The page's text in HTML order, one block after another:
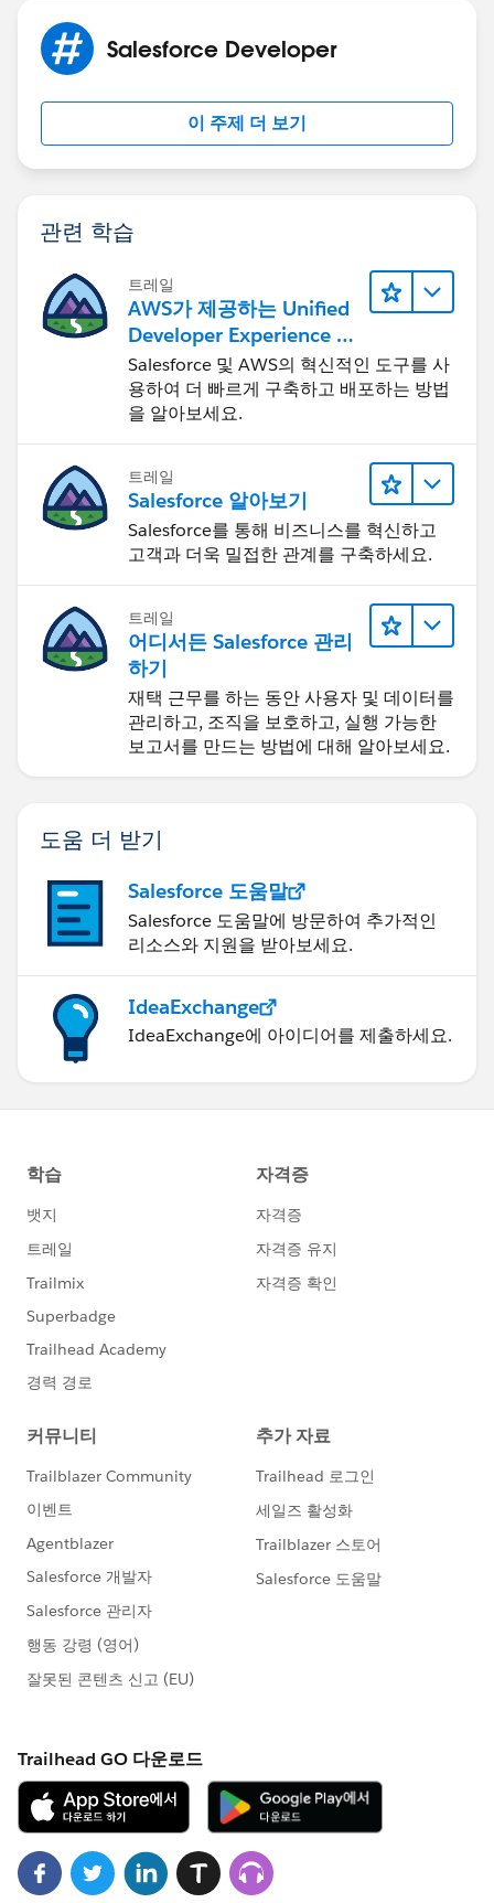
Salesforce Developer
이 주제 더 보기
관련 학습
트레일
AWS가 제공하는 Unified
Developer Experience 둘
러보기
Salesforce 및 AWS의 혁신적인 도구를 사
용하여 더 빠르게 구축하고 배포하는 방법
을 알아보세요.
트레일
Salesforce 알아보기
Salesforce를 통해 비즈니스를 혁신하고
고객과 더욱 밀접한 관계를 구축하세요.
트레일
어디서든 Salesforce 관리
하기
재택 근무를 하는 동안 사용자 및 데이터를
관리하고, 조직을 보호하고, 실행 가능한
보고서를 만드는 방법에 대해 알아보세요.
도움 더 받기
Salesforce 도움말
Salesforce 도움말에 방문하여 추가적인
리소스와 지원을 받아보세요.
IdeaExchange
IdeaExchange에 아이디어를 제출하세요.